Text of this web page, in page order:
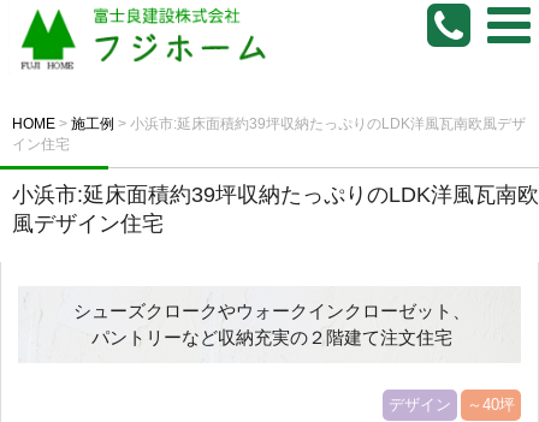
HOME > 施工例 > 小浜市:延床面積約39坪収納たっぷりのLDK洋風瓦南欧風デザ
イン住宅
小浜市:延床面積約39坪収納たっぷりのLDK洋風瓦南欧
風デザイン住宅
シューズクロークやウォークインクローゼット、
パントリーなど収納充実の２階建て注文住宅
～40坪
デザイン